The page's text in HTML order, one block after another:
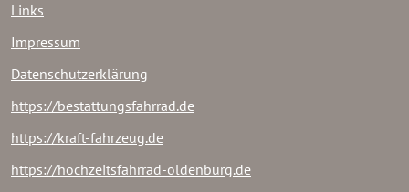
Links
Impressum
Datenschutzerklärung
https://bestattungsfahrrad.de
https://kraft-fahrzeug.de
https://hochzeitsfahrrad-oldenburg.de